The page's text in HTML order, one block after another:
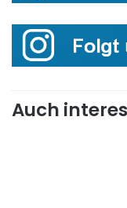
Auch